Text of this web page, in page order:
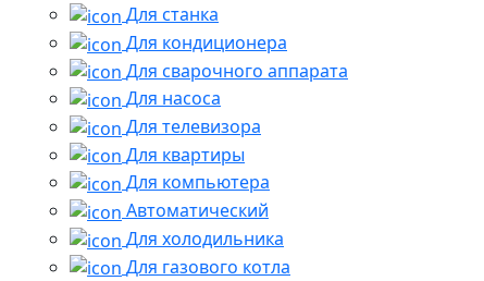
Для станка
Для кондиционера
Для сварочного аппарата
Для насоса
Для телевизора
Для квартиры
Для компьютера
Автоматический
Для холодильника
Для газового котла